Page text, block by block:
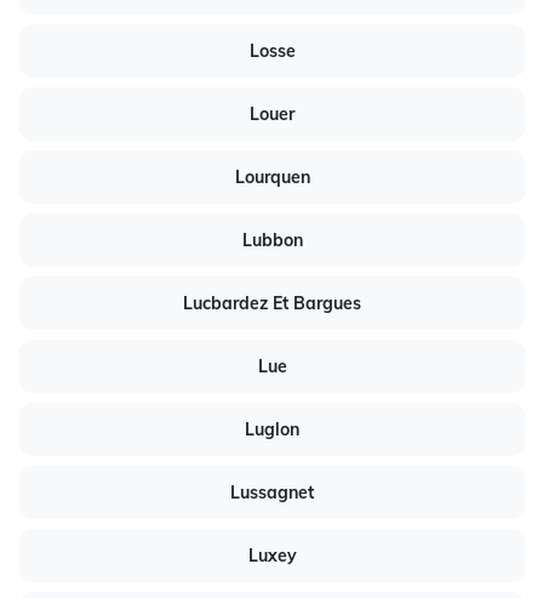
Losse
Louer
Lourquen
Lubbon
Lucbardez Et Bargues
Lue
Luglon
Lussagnet
Luxey